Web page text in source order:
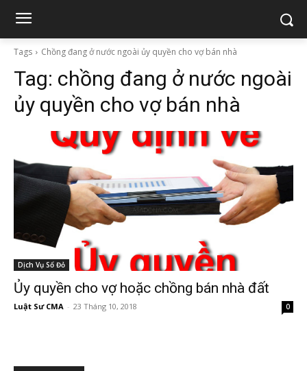
Tags Chồng đang ở nước ngoài ủy quyền cho vợ bán nhà
Tag: chồng đang ở nước ngoài
ủy quyền cho vợ bán nhà
Dịch Vụ Sổ Đỏ
Ủy quyền cho vợ hoặc chồng bán nhà đất
Luật Sư CMA - 23 Tháng 10, 2018 0